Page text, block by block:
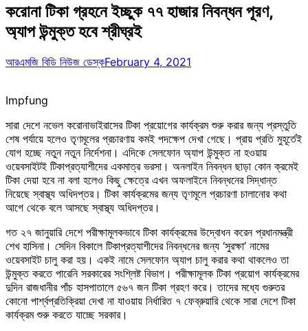
করোনা টিকা গ্রহনে ইচ্ছুক ৭৭ হাজার নিবন্ধন পূরণ,
অ্যাপ উন্মুক্ত হবে শ্রীঘ্রই
আরএমজি বিডি নিউজ ডেস্কFebruary 4, 2021
Impfung
সারা দেশে নভেল করোনাভাইরাসের টিকা প্রয়োগের কার্যক্রম শুরু করার জন্য প্রস্তুতি
শেষ পর্যায়ে হলেও তৃণমূলের প্রচারণায় কমই পদক্ষেপ দেখা গেছে। প্রায় প্রতি মুহূর্তেই
যোগ হচ্ছে নতুন নতুন নির্দেশনা। এদিকে সেলফোন অ্যাপ উন্মুক্ত না হওয়ায়
ওয়েবসাইটই টিকাপ্রত্যাশীদের একমাত্র ভরসা। অনলাইন নিবন্ধন ছাড়া কোন ক্রমেই
টিকা দেয়া হবে না বলা হলেও কিছু ক্ষেত্রে এখন অফলাইনে নিবন্ধনের সিদ্ধান্ত
নিয়েছে স্বাস্থ্য অধিদপ্তর। টিকা কার্যক্রমের জন্য তৃণমূলে প্রচারণা চালানোর কথা
আগে থেকে বলে আসছে স্বাস্থ্য অধিদপ্তর।
গত ২৭ জানুয়ারি দেশে পরীক্ষামূলকভাবে টিকা কার্যক্রমের উদ্বোধন করেন প্রধানমন্ত্রী
শেখ হাসিনা। সেদিন বিকালে টিকাপ্রত্যাশীদের নিবন্ধনের জন্য ‘সুরক্ষা’ নামের
ওয়েবসাইট চালু করা হয়। একই নামে সেলফোন অ্যাপ চালু করার কথা থাকলেও তা
উন্মুক্ত করতে পারেনি সরকারের সংশ্লিষ্ট বিভাগ। পরীক্ষামূলক টিকা প্রয়োগ কার্যক্রমের
দুদিন রাজধানীর পাঁচ হাসপাতালে ৫৬৭ জন টিকা গ্রহণ করে। তাদের মধ্যে গুরুতর
কোনো পার্শ্বপ্রতিক্রিয়া দেখা না যাওয়ায় নির্ধারিত ৭ ফেব্রুয়ারি থেকে সারা দেশে টিকা
কার্যক্রম শুরু করতে যাচ্ছে সরকার।